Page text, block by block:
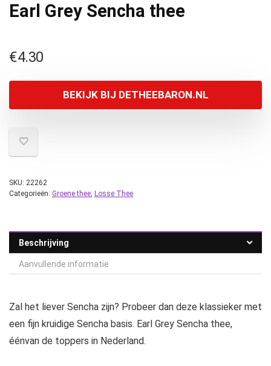
Earl Grey Sencha thee
€4.30
BEKIJK BIJ DETHEEBARON.NL
SKU: 22262
Categorieën: Groene thee, Losse Thee
Beschrijving
Aanvullende informatie
Zal het liever Sencha zijn? Probeer dan deze klassieker met
een fijn kruidige Sencha basis. Earl Grey Sencha thee,
éénvan de toppers in Nederland.